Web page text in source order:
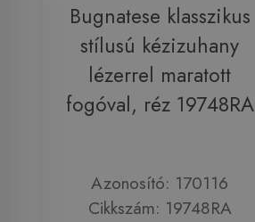
Bugnatese klasszikus
stílusú kézizuhany
lézerrel maratott
fogóval, réz 19748RA
Azonosító: 170116
Cikkszám: 19748RA